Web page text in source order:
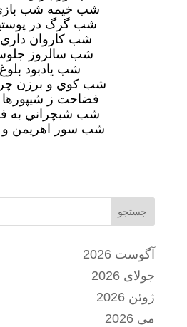
شب خيمه شب
شب گرگ در
شب كاروان
شب سالروز
شب يادبود
شب كوي و برزن
فضاحت ز شيپورها
شب شبچراني به
شب سور اهريمن
جستجو
آگوست 2026
جولای 2026
ژوئن 2026
می 2026